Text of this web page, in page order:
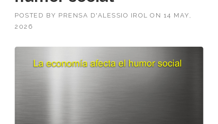
POSTED BY PRENSA D'ALESSIO IROL ON 14 MAY,
2026